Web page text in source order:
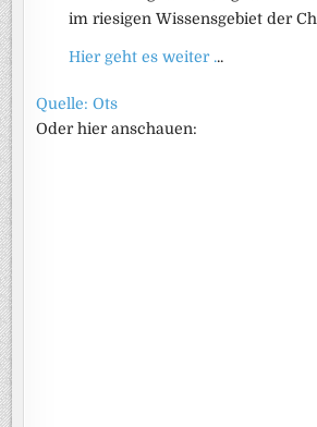
im riesigen Wissensgebiet der
Hier geht es weiter ...
Quelle: Ots
Oder hier anschauen: